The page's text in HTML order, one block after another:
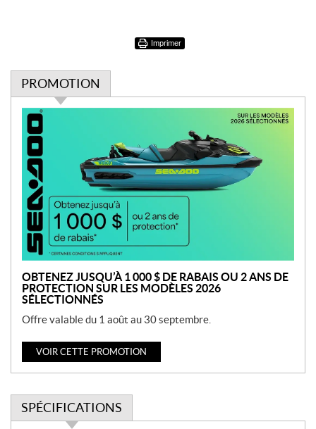
Imprimer
PROMOTION
P
r
m
o
n
OBTENEZ JUSQU’À 1 000 $ DE RABAIS OU 2 ANS DE
PROTECTION SUR LES MODÈLES 2026
SÉLECTIONNÉS
Offre valable du 1 août au 30 septembre.
VOIR CETTE PROMOTION
SPÉCIFICATIONS